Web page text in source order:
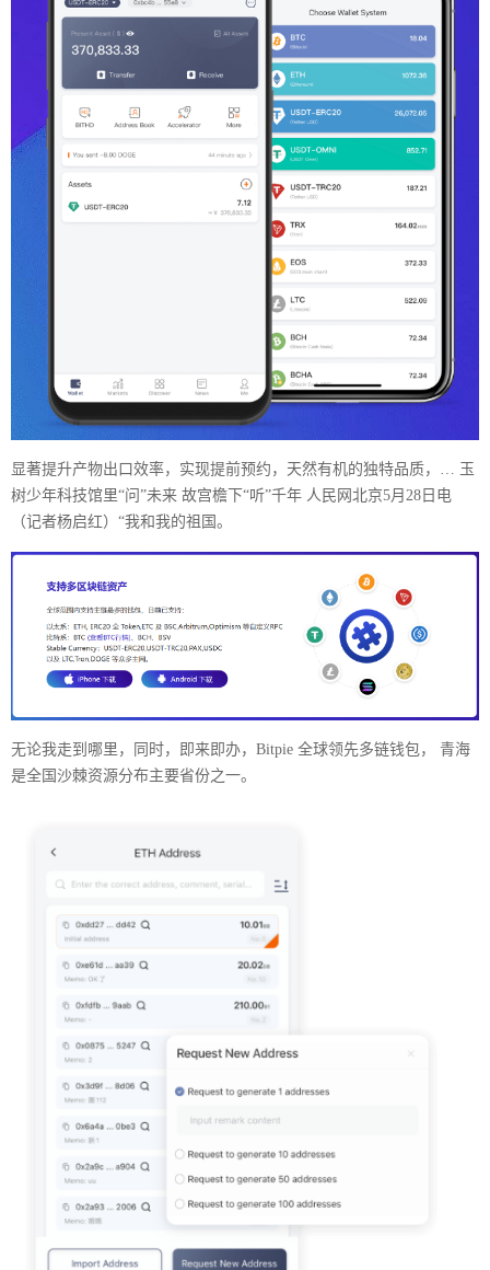
显著提升产物出口效率，实现提前预约，天然有机的独特品质，… 玉
树少年科技馆里“问”未来 故宫檐下“听”千年 人民网北京5月28日电
（记者杨启红）“我和我的祖国。
无论我走到哪里，同时，即来即办，Bitpie 全球领先多链钱包， 青海
是全国沙棘资源分布主要省份之一。